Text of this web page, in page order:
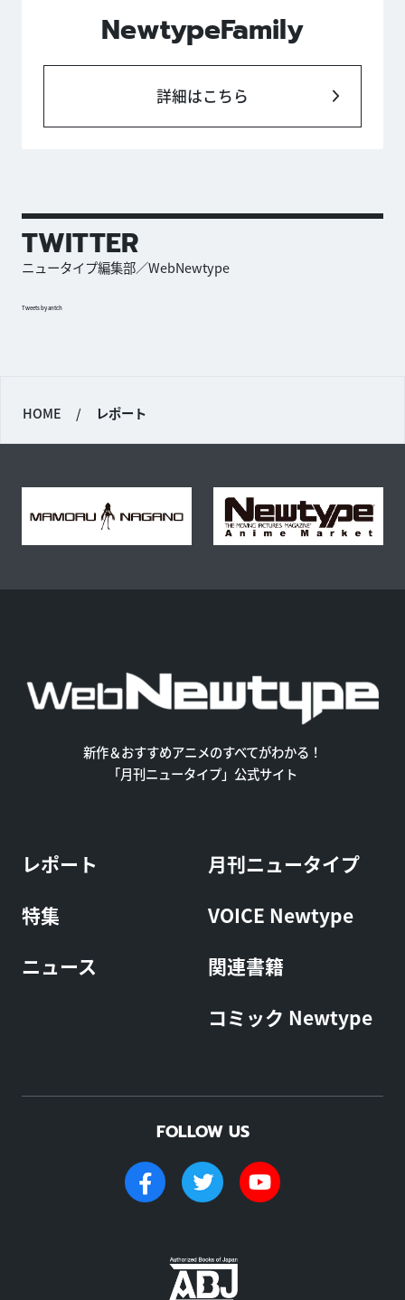
NewtypeFamily
詳細はこちら
TWITTER
ニュータイプ編集部／WebNewtype
Tweets by antch
HOME / レポート
新作＆おすすめアニメのすべてがわかる！
「月刊ニュータイプ」公式サイト
レポート
特集
ニュース
月刊ニュータイプ
VOICE Newtype
関連書籍
コミック Newtype
FOLLOW US